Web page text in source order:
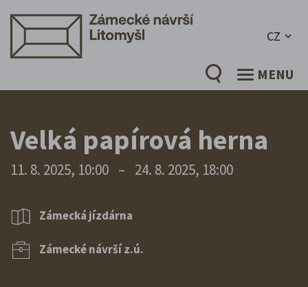
CZ
MENU
Velká papírová herna
11. 8. 2025, 10:00 – 24. 8. 2025, 18:00
Zámecká jízdárna
Zámecké návrší z.ú.